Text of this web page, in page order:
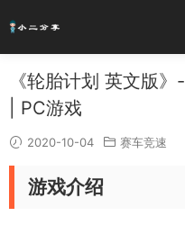
《轮胎计划 英文版
| PC游戏
2020-10-04 赛车竞速
游戏介绍